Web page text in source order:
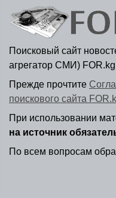
Поисковый сайт
агрегатор СМИ) FOR.kg
Прежде прочтите
поискового сайта
При использовании
на источник
По всем вопросам